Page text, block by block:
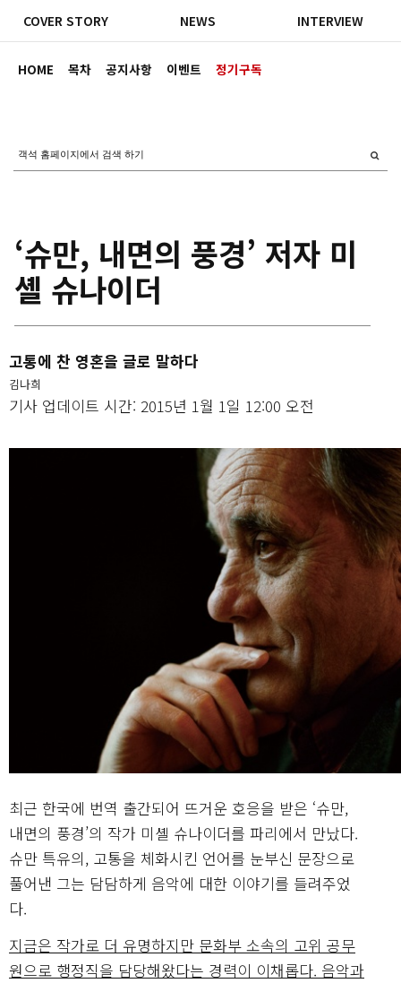
HOME 목차 공지사항 이벤트 정기구독
COVER STORY NEWS INTERVIEW
‘슈만, 내면의 풍경’ 저자 미
셸 슈나이더
고통에 찬 영혼을 글로 말하다
김나희
기사 업데이트 시간: 2015년 1월 1일 12:00 오전
최근 한국에 번역 출간되어 뜨거운 호응을 받은 ‘슈만,
내면의 풍경’의 작가 미셸 슈나이더를 파리에서 만났다.
슈만 특유의, 고통을 체화시킨 언어를 눈부신 문장으로
풀어낸 그는 담담하게 음악에 대한 이야기를 들려주었
다.
지금은 작가로 더 유명하지만 문화부 소속의 고위 공무
원으로 행정직을 담당해왔다는 경력이 이채롭다. 음악과